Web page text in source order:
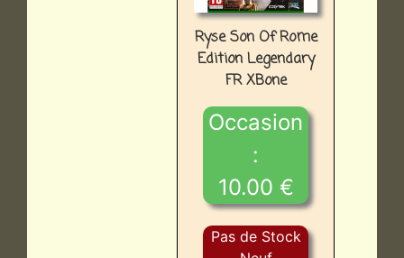
Ryse Son Of Rome
Edition Legendary
FR XBone
Occasion
:
10.00 €
Pas de Stock